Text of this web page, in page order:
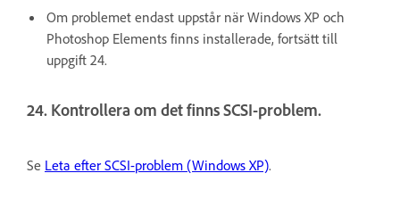
Om problemet endast uppstår när Windows XP och
Photoshop Elements finns installerade, fortsätt till
uppgift 24.
24. Kontrollera om det finns SCSI-problem.
Se Leta efter SCSI-problem (Windows XP).